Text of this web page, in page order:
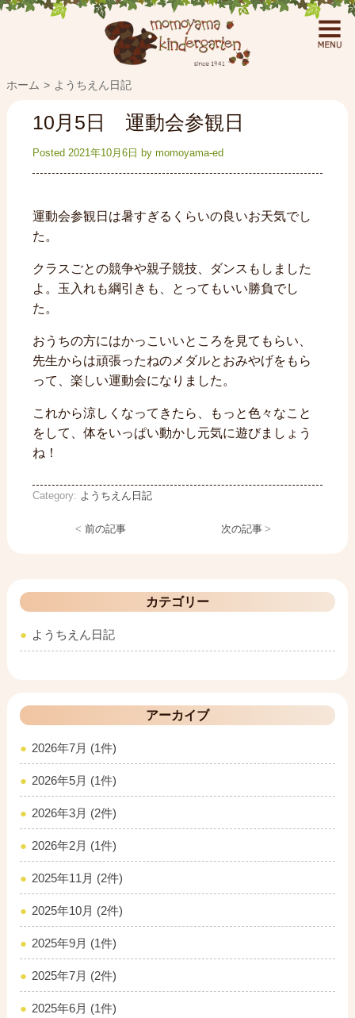
ホーム ようちえん日記
10月5日 運動会参観日
Posted 2021年10月6日 by momoyama-ed
運動会参観日は暑すぎるくらいの良いお天気でし
た。
クラスごとの競争や親子競技、ダンスもしました
よ。玉入れも綱引きも、とってもいい勝負でし
た。
おうちの方にはかっこいいところを見てもらい、
先生からは頑張ったねのメダルとおみやげをもら
って、楽しい運動会になりました。
これから涼しくなってきたら、もっと色々なこと
をして、体をいっぱい動かし元気に遊びましょう
ね！
Category: ようちえん日記
< 前の記事 次の記事 >
カテゴリー
ようちえん日記
アーカイブ
2026年7月 (1件)
2026年5月 (1件)
2026年3月 (2件)
2026年2月 (1件)
2025年11月 (2件)
2025年10月 (2件)
2025年9月 (1件)
2025年7月 (2件)
2025年6月 (1件)